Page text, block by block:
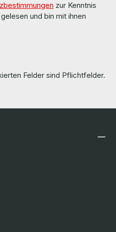
zur Kenntnis
gelesen und bin mit ihnen
Felder sind Pflichtfelder.